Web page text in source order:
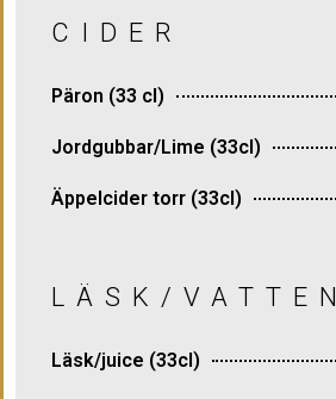
CIDER
Päron (33 cl)
Jordgubbar/Lime (33cl)
Äppelcider torr (33cl)
LÄSK/VATTEN
Läsk/juice (33cl)